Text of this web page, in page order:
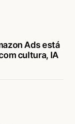
Ads está
cultura, IA